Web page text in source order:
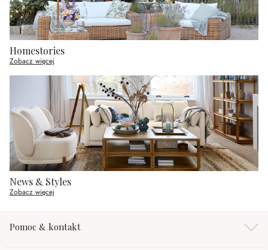
Homestories
Zobacz więcej
News & Styles
Zobacz więcej
Pomoc & kontakt